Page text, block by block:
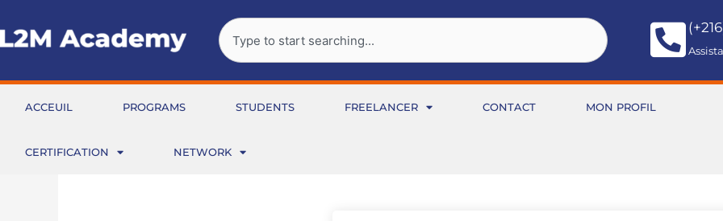
au
contenu
Rechercher
ACCEUIL PROGRAMS STUDENTS FREELANCER CONTACT MON PROFIL
CERTIFICATION NETWORK